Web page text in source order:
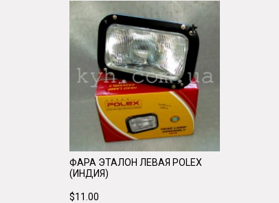
ФАРА ЭТАЛОН ЛЕВАЯ POLEX
(ИНДИЯ)
$11.00